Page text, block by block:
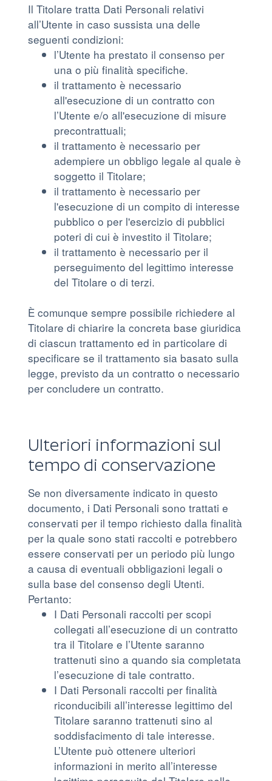
Il Titolare tratta Dati Personali relativi
all’Utente in caso sussista una delle
seguenti condizioni:
l’Utente ha prestato il consenso per
una o più finalità specifiche.
il trattamento è necessario
all'esecuzione di un contratto con
l’Utente e/o all'esecuzione di misure
precontrattuali;
il trattamento è necessario per
adempiere un obbligo legale al quale è
soggetto il Titolare;
il trattamento è necessario per
l'esecuzione di un compito di interesse
pubblico o per l'esercizio di pubblici
poteri di cui è investito il Titolare;
il trattamento è necessario per il
perseguimento del legittimo interesse
del Titolare o di terzi.
È comunque sempre possibile richiedere al
Titolare di chiarire la concreta base giuridica
di ciascun trattamento ed in particolare di
specificare se il trattamento sia basato sulla
legge, previsto da un contratto o necessario
per concludere un contratto.
Ulteriori informazioni sul
tempo di conservazione
Se non diversamente indicato in questo
documento, i Dati Personali sono trattati e
conservati per il tempo richiesto dalla finalità
per la quale sono stati raccolti e potrebbero
essere conservati per un periodo più lungo
a causa di eventuali obbligazioni legali o
sulla base del consenso degli Utenti.
Pertanto:
I Dati Personali raccolti per scopi
collegati all’esecuzione di un contratto
tra il Titolare e l’Utente saranno
trattenuti sino a quando sia completata
l’esecuzione di tale contratto.
I Dati Personali raccolti per finalità
riconducibili all’interesse legittimo del
Titolare saranno trattenuti sino al
soddisfacimento di tale interesse.
L’Utente può ottenere ulteriori
informazioni in merito all’interesse